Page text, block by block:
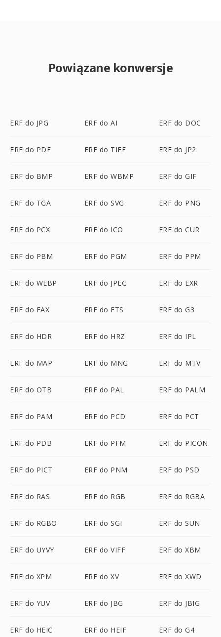
Powiązane konwersje
ERF do JPG ERF do AI ERF do DOC
ERF do PDF ERF do TIFF ERF do JP2
ERF do BMP ERF do WBMP ERF do GIF
ERF do TGA ERF do SVG ERF do PNG
ERF do PCX ERF do ICO ERF do CUR
ERF do PBM ERF do PGM ERF do PPM
ERF do WEBP ERF do JPEG ERF do EXR
ERF do FAX ERF do FTS ERF do G3
ERF do HDR ERF do HRZ ERF do IPL
ERF do MAP ERF do MNG ERF do MTV
ERF do OTB ERF do PAL ERF do PALM
ERF do PAM ERF do PCD ERF do PCT
ERF do PDB ERF do PFM ERF do PICON
ERF do PICT ERF do PNM ERF do PSD
ERF do RAS ERF do RGB ERF do RGBA
ERF do RGBO ERF do SGI ERF do SUN
ERF do UYVY ERF do VIFF ERF do XBM
ERF do XPM ERF do XV ERF do XWD
ERF do YUV ERF do JBG ERF do JBIG
ERF do HEIC ERF do HEIF ERF do G4